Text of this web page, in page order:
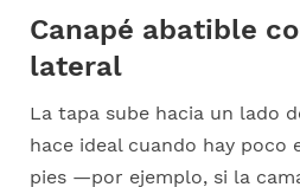
Canapé abatible
lateral
La tapa sube hacia un lado
hace ideal cuando hay poco
pies —por ejemplo, si la